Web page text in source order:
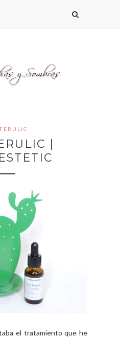
|
el tratamiento que he